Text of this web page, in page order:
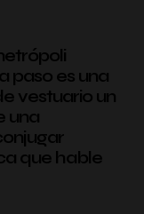
paso es una
vestuario un
una
que hable